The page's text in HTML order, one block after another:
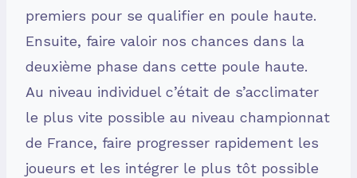
premiers pour se qualifier en poule haute.
Ensuite, faire valoir nos chances dans la
deuxième phase dans cette poule haute.
Au niveau individuel c’était de s’acclimater
le plus vite possible au niveau championnat
de France, faire progresser rapidement les
joueurs et les intégrer le plus tôt possible